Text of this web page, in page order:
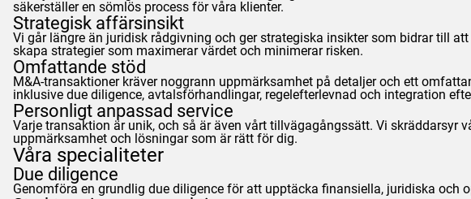
säkerställer en sömlös process för våra klienter.
Strategisk affärsinsikt
Vi går längre än juridisk rådgivning och ger strategiska insikter som bidrar till
skapa strategier som maximerar värdet och minimerar risken.
Omfattande stöd
M&A-transaktioner kräver noggrann uppmärksamhet på detaljer och ett
inklusive due diligence, avtalsförhandlingar, regelefterlevnad och integration
Personligt anpassad service
Varje transaktion är unik, och så är även vårt tillvägagångssätt. Vi
uppmärksamhet och lösningar som är rätt för dig.
Våra specialiteter
Due diligence
Genomföra en grundlig due diligence för att upptäcka finansiella, juridiska